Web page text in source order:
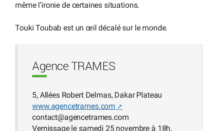
même l’ironie de certaines situations.
Touki Toubab est un œil décalé sur le monde.
Agence TRAMES
5, Allées Robert Delmas, Dakar Plateau
www.agencetrames.com
contact@agencetrames.com
Vernissage le samedi 25 novembre à 18h.